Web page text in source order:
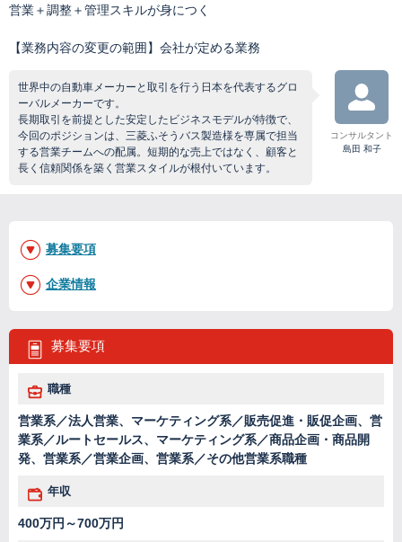
営業＋調整＋管理スキルが身につく
【業務内容の変更の範囲】会社が定める業務
世界中の自動車メーカーと取引を行う日本を代表するグロ
ーバルメーカーです。
長期取引を前提とした安定したビジネスモデルが特徴で、
今回のポジションは、三菱ふそうバス製造様を専属で担当
する営業チームへの配属。短期的な売上ではなく、顧客と
長く信頼関係を築く営業スタイルが根付いています。
コンサルタント
島田 和子
募集要項
職種
営業系／法人営業、マーケティング系／販売促進・販促企画、営
業系／ルートセールス、マーケティング系／商品企画・商品開
発、営業系／営業企画、営業系／その他営業系職種
年収
400万円～700万円
募集要項
企業情報